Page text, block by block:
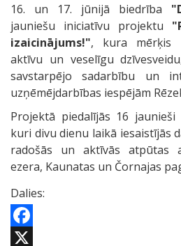
16. un 17. jūnijā biedrība
jauniešu iniciatīvu projektu
izaicinājums!", kura mērķis
aktīvu un veselīgu
savstarpējo sadarbību un
uzņēmējdarbības iespējām
Projektā piedalījās 16
kuri divu dienu laikā iesaistījās
radošās un aktīvās atpūtas
ezera, Kaunatas un Čornajas
Dalies:
Facebook